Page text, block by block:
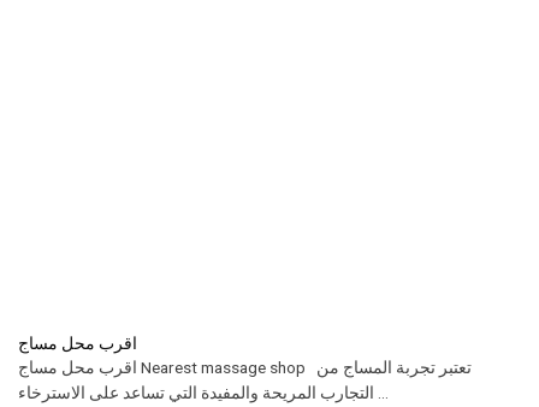
اقرب محل مساج
اقرب محل مساج Nearest massage shop تعتبر تجربة المساج من
التجارب المريحة والمفيدة التي تساعد على الاسترخاء ...